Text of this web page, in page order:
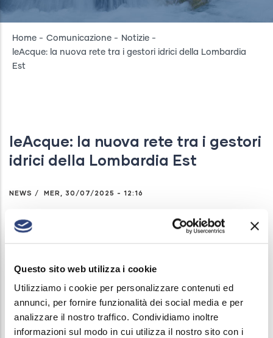
Questo sito web utilizza i cookie
Utilizziamo i cookie per personalizzare contenuti ed
annunci, per fornire funzionalità dei social media e per
analizzare il nostro traffico. Condividiamo inoltre
informazioni sul modo in cui utilizza il nostro sito con i
Breadcrumb
Home - Comunicazione - Notizie -
leAcque: la nuova rete tra i gestori idrici della Lombardia
Est
leAcque: la nuova rete tra i gestori
idrici della Lombardia Est
NEWS / MER, 30/07/2025 - 12:16
Acque Bresciane, Padania Acque (Provincia di
Cremona) e AqA (Provincia di Mantova), gestori
d'impresa "leAcque". Un progetto che mira a
migliorare la qualità del servizio idrico integrato
attraverso maggiore efficienza, capacità di
investimento e sinergie industriali.